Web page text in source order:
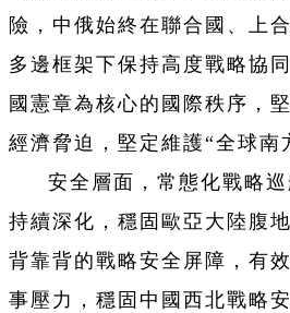
險，中俄始終在聯合國、上
多邊框架下保持高度戰略協
國憲章為核心的國際秩序，
經濟脅迫，堅定維護“全球南
安全層面，常態化戰略
持續深化，穩固歐亞大陸腹
背靠背的戰略安全屏障，有
事壓力，穩固中國西北戰略